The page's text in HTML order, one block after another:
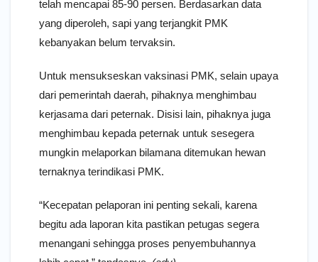
telah mencapai 85-90 persen. Berdasarkan data
yang diperoleh, sapi yang terjangkit PMK
kebanyakan belum tervaksin.
Untuk mensukseskan vaksinasi PMK, selain upaya
dari pemerintah daerah, pihaknya menghimbau
kerjasama dari peternak. Disisi lain, pihaknya juga
menghimbau kepada peternak untuk sesegera
mungkin melaporkan bilamana ditemukan hewan
ternaknya terindikasi PMK.
“Kecepatan pelaporan ini penting sekali, karena
begitu ada laporan kita pastikan petugas segera
menangani sehingga proses penyembuhannya